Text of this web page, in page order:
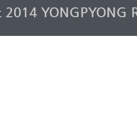
YONGPYONG